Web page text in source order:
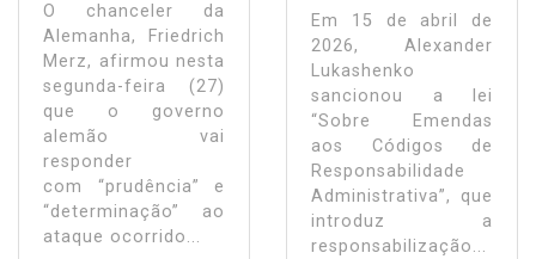
O chanceler da
Alemanha, Friedrich
Merz, afirmou nesta
segunda-feira (27)
que o governo
alemão vai
responder
com “prudência” e
“determinação” ao
ataque ocorrido...
Em 15 de abril de
2026, Alexander
Lukashenko
sancionou a lei
“Sobre Emendas
aos Códigos de
Responsabilidade
Administrativa”, que
introduz a
responsabilização...